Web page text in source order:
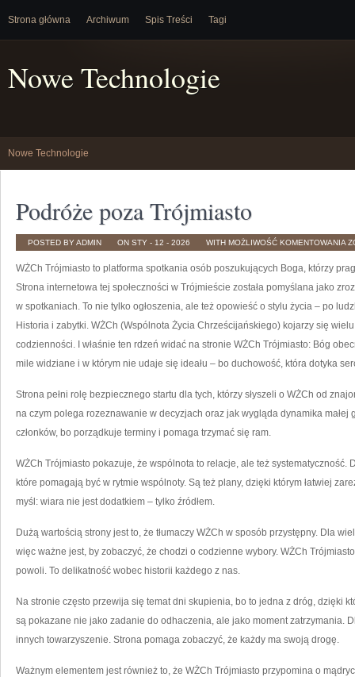
Strona główna Archiwum Spis Treści Tagi
Nowe Technologie
Nowe Technologie
Podróże poza Trójmiasto
POSTED BY ADMIN ON STY - 12 - 2026 WITH MOŻLIWOŚĆ KOMENTOWANIA
WŻCh Trójmiasto to platforma spotkania osób poszukujących Boga, którzy
Strona internetowa tej społeczności w Trójmieście została pomyślana jako
w spotkaniach. To nie tylko ogłoszenia, ale też opowieść o stylu życia – po
Historia i zabytki. WŻCh (Wspólnota Życia Chrześcijańskiego) kojarzy się
codzienności. I właśnie ten rdzeń widać na stronie WŻCh Trójmiasto: Bóg
mile widziane i w którym nie udaje się ideału – bo duchowość, która dotyka
Strona pełni rolę bezpiecznego startu dla tych, którzy słyszeli o WŻCh od
na czym polega rozeznawanie w decyzjach oraz jak wygląda dynamika małej
członków, bo porządkuje terminy i pomaga trzymać się ram.
WŻCh Trójmiasto pokazuje, że wspólnota to relacje, ale też
które pomagają być w rytmie wspólnoty. Są też plany, dzięki którym łatwiej
myśl: wiara nie jest dodatkiem – tylko źródłem.
Dużą wartością strony jest to, że tłumaczy WŻCh w sposób przystępny. Dla
więc ważne jest, by zobaczyć, że chodzi o codzienne wybory. WŻCh
powoli. To delikatność wobec historii każdego z nas.
Na stronie często przewija się temat dni skupienia, bo to jedna z dróg, dzięki
są pokazane nie jako zadanie do odhaczenia, ale jako moment zatrzymania.
innych towarzyszenie. Strona pomaga zobaczyć, że każdy ma swoją drogę.
Ważnym elementem jest również to, że WŻCh Trójmiasto przypomina o